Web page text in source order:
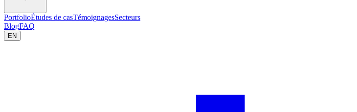
PortfolioÉtudes de casTémoignagesSecteurs
BlogFAQ
EN